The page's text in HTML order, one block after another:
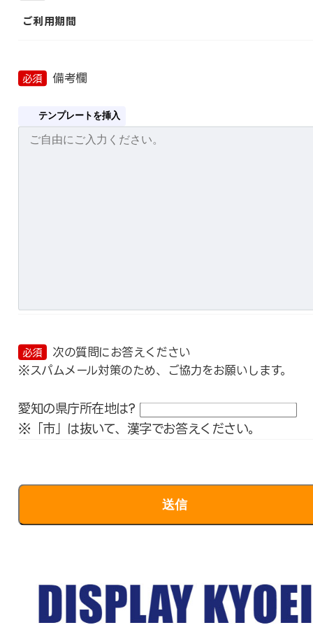
ご利用期間
必須 備考欄
テンプレートを挿入
必須 次の質問にお答えください
※スパムメール対策のため、ご協力をお願いします。
愛知の県庁所在地は?
※「市」は抜いて、漢字でお答えください。